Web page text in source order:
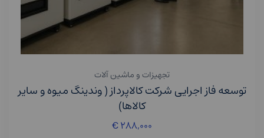
تجهیزات و ماشین آلات
توسعه فاز اجرایی شرکت کالاپرداز ( وندینگ میوه و سایر
کالاها)
€۲۸۸,۰۰۰